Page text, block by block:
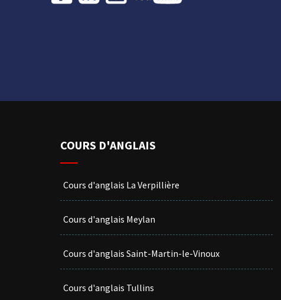
COURS D'ANGLAIS
Cours d'anglais La Verpillière
Cours d'anglais Meylan
Cours d'anglais Saint-Martin-le-Vinoux
Cours d'anglais Tullins